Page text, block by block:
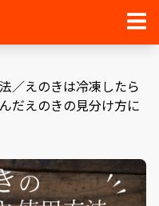
／えのきは冷凍したら
だえのきの見分け方に